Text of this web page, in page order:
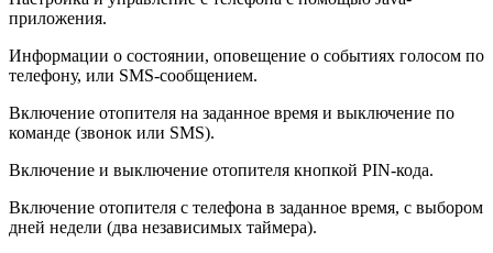
приложения.
Информации о состоянии, оповещение о событиях голосом по
телефону, или SMS-сообщением.
Включение отопителя на заданное время и выключение по
команде (звонок или SMS).
Включение и выключение отопителя кнопкой PIN-кода.
Включение отопителя с телефона в заданное время, с выбором
дней недели (два независимых таймера).